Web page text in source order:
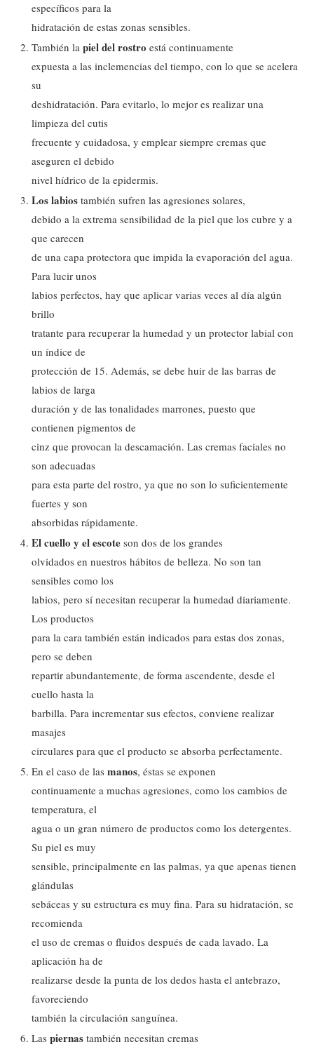
específicos para la
hidratación de estas zonas sensibles.
También la piel del rostro está continuamente
expuesta a las inclemencias del tiempo, con lo que se acelera
su
deshidratación. Para evitarlo, lo mejor es realizar una
limpieza del cutis
frecuente y cuidadosa, y emplear siempre cremas que
aseguren el debido
nivel hídrico de la epidermis.
Los labios también sufren las agresiones solares,
debido a la extrema sensibilidad de la piel que los cubre y a
que carecen
de una capa protectora que impida la evaporación del agua.
Para lucir unos
labios perfectos, hay que aplicar varias veces al día algún
brillo
tratante para recuperar la humedad y un protector labial con
un índice de
protección de 15. Además, se debe huir de las barras de
labios de larga
duración y de las tonalidades marrones, puesto que
contienen pigmentos de
cinz que provocan la descamación. Las cremas faciales no
son adecuadas
para esta parte del rostro, ya que no son lo suficientemente
fuertes y son
absorbidas rápidamente.
El cuello y el escote son dos de los grandes
olvidados en nuestros hábitos de belleza. No son tan
sensibles como los
labios, pero sí necesitan recuperar la humedad diariamente.
Los productos
para la cara también están indicados para estas dos zonas,
pero se deben
repartir abundantemente, de forma ascendente, desde el
cuello hasta la
barbilla. Para incrementar sus efectos, conviene realizar
masajes
circulares para que el producto se absorba perfectamente.
En el caso de las manos, éstas se exponen
continuamente a muchas agresiones, como los cambios de
temperatura, el
agua o un gran número de productos como los detergentes.
Su piel es muy
sensible, principalmente en las palmas, ya que apenas tienen
glándulas
sebáceas y su estructura es muy fina. Para su hidratación, se
recomienda
el uso de cremas o fluidos después de cada lavado. La
aplicación ha de
realizarse desde la punta de los dedos hasta el antebrazo,
favoreciendo
también la circulación sanguínea.
Las piernas también necesitan cremas